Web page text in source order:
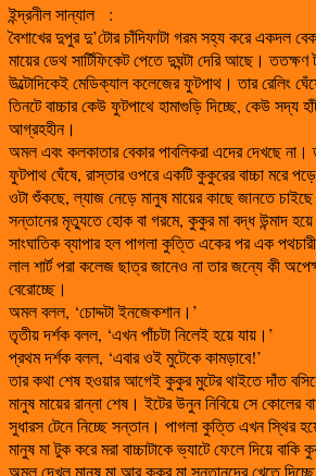
ইন্দ্রনীল সান্যাল
:
বৈশাখের দুপুর দু’টোর চাঁদিফাটা গরম সহ্য করে একদল
মায়ের ডেথ সার্টিফিকেট পেতে দুঘন্টা দেরি আছে।
উল্টোদিকেই মেডিক্যাল কলেজের ফুটপাথ। তার রেলিং
তিনটে বাচ্চার কেউ ফুটপাথে হামাগুড়ি দিচ্ছে, কেউ সদ্য
আগ্রহহীন।
অমল এবং কলকাতার বেকার পাবলিকরা এদের দেখছে না।
ফুটপাথ ঘেঁষে, রাস্তার ওপরে একটি কুকুরের বাচ্চা মরে
ওটা শুঁকছে, ল্যাজ নেড়ে মানুষ মায়ের কাছে জানতে
সন্তানের মৃত্যুতে হোক বা গরমে, কুকুর মা বদ্ধ উন্মাদ
সাংঘাতিক ব্যাপার হল পাগলা কুত্তি একের পর এক
লাল শার্ট পরা কলেজ ছাত্র জানেও না তার জন্যে কী
বেরোচ্ছে।
অমল বলল, ‘চোদ্দটা ইনজেকশান।’
তৃতীয় দর্শক বলল, ‘এখন পাঁচটা নিলেই হয়ে যায়।’
প্রথম দর্শক বলল, ‘এবার ওই মুটেকে কামড়াবে!’
তার কথা শেষ হওয়ার আগেই কুকুর মুটের থাইতে দাঁত
মানুষ মায়ের রান্না শেষ। ইটের উনুন নিবিয়ে সে কোলের
সুধারস টেনে নিচ্ছে সন্তান। পাগলা কুত্তি এখন স্থির
মানুষ মা টুক করে মরা বাচ্চাটাকে ভ্যাটে ফেলে দিয়ে
অমল দেখল মানুষ মা আর কুকুর মা সন্তানদের খেতে